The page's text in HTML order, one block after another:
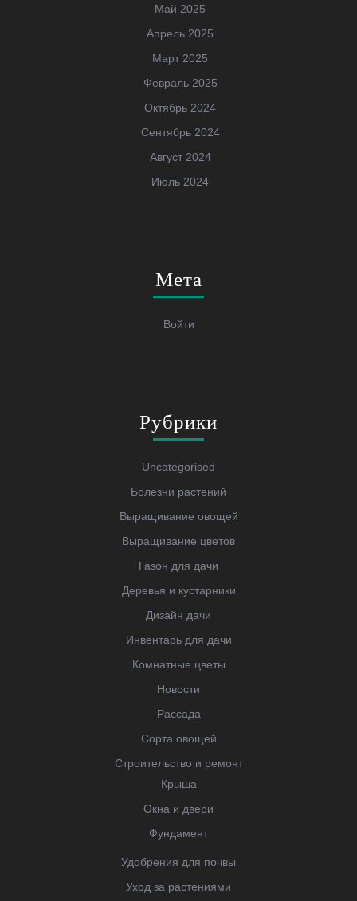
Май 2025
Апрель 2025
Март 2025
Февраль 2025
Октябрь 2024
Сентябрь 2024
Август 2024
Июль 2024
Мета
Войти
Рубрики
Uncategorised
Болезни растений
Выращивание овощей
Выращивание цветов
Газон для дачи
Деревья и кустарники
Дизайн дачи
Инвентарь для дачи
Комнатные цветы
Новости
Рассада
Сорта овощей
Строительство и ремонт
Крыша
Окна и двери
Фундамент
Удобрения для почвы
Уход за растениями